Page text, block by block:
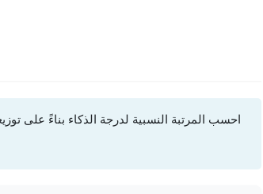
احسب المرتبة النسبية لدرجة الذكاء بناءً على